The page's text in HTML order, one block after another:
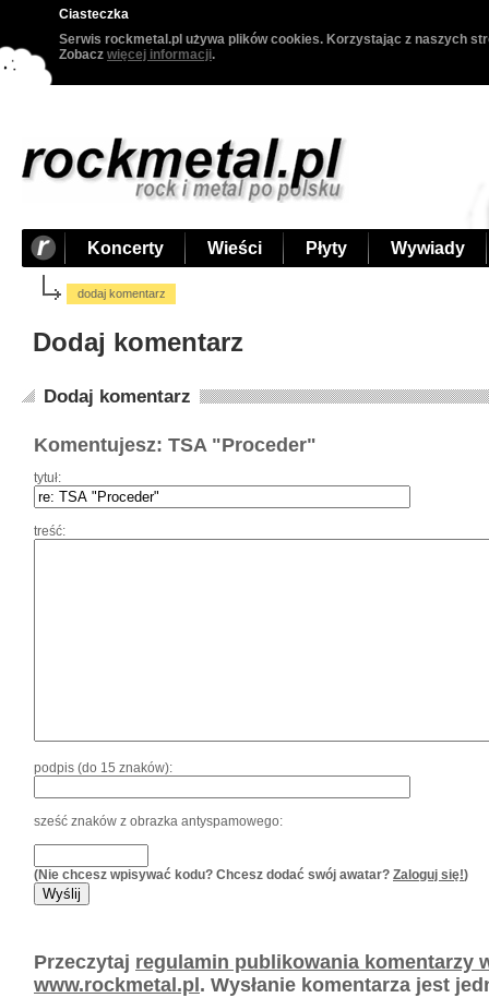
Ciasteczka
Serwis rockmetal.pl używa plików cookies. Korzystając z naszych
Zobacz więcej informacji.
Koncerty Wieści Płyty Wywiady
dodaj komentarz
Dodaj komentarz
Dodaj komentarz
Komentujesz: TSA "Proceder"
tytuł:
treść:
podpis (do 15 znaków):
sześć znaków z obrazka antyspamowego:
(Nie chcesz wpisywać kodu? Chcesz dodać swój awatar? Zaloguj się!)
Przeczytaj regulamin publikowania komentarzy
www.rockmetal.pl. Wysłanie komentarza jest